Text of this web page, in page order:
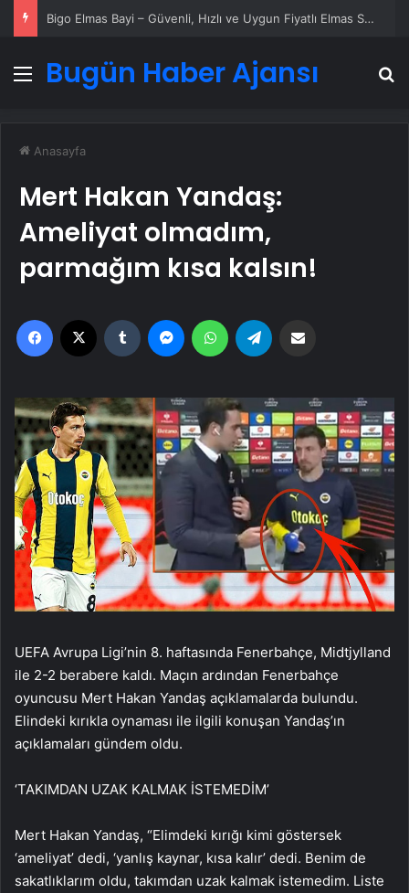
Datahost İle Güvenilir Sunucu Hizmetleri
Menü
Bugün Haber Ajansı
Anasayfa
Mert Hakan Yandaş:
Ameliyat olmadım,
parmağım kısa kalsın!
Facebook Tumblr MessengerWhatsApp
UEFA Avrupa Ligi’nin 8. haftasında Fenerbahçe, Midtjylland
ile 2-2 berabere kaldı. Maçın ardından Fenerbahçe
oyuncusu Mert Hakan Yandaş açıklamalarda bulundu.
Elindeki kırıkla oynaması ile ilgili konuşan Yandaş’ın
açıklamaları gündem oldu.
‘TAKIMDAN UZAK KALMAK İSTEMEDİM’
Mert Hakan Yandaş, “Elimdeki kırığı kimi göstersek
‘ameliyat’ dedi, ‘yanlış kaynar, kısa kalır’ dedi. Benim de
sakatlıklarım oldu, takımdan uzak kalmak istemedim. Liste